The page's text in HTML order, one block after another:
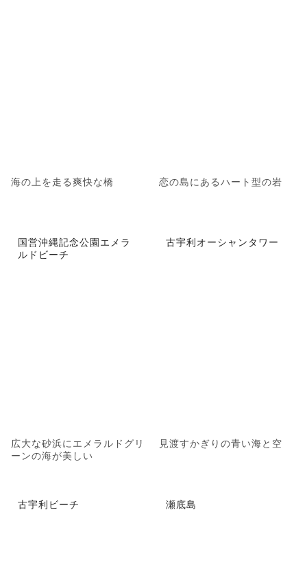
海の上を走る爽快な橋 恋の島にあるハート型の岩
国営沖縄記念公園エメラ
ルドビーチ
広大な砂浜にエメラルドグリ
ーンの海が美しい
古宇利オーシャンタワー
見渡すかぎりの青い海と空
古宇利ビーチ 瀬底島